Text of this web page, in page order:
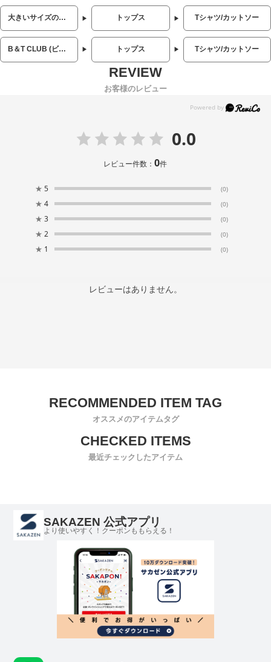
大きいサイズのメンズ服 トップス Tシャツ/カットソー
B＆T CLUB (ビーアンドティークラブ) トップス Tシャツ/カットソー
お客様のレビュー
0.0
レビュー件数：0件
★ 5 (0)
★ 4 (0)
★ 3 (0)
★ 2 (0)
★ 1 (0)
レビューはありません。
オススメのアイテムタグ
最近チェックしたアイテム
SAKAZEN 公式アプリ
より使いやすく！クーポンももらえる！